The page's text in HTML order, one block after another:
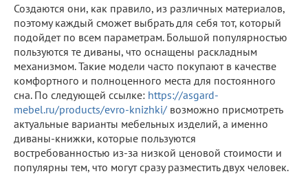
Создаются они, как правило, из различных материалов,
поэтому каждый сможет выбрать для себя тот, который
подойдет по всем параметрам. Большой популярностью
пользуются те диваны, что оснащены раскладным
механизмом. Такие модели часто покупают в качестве
комфортного и полноценного места для постоянного
сна. По следующей ссылке: https://asgard-
mebel.ru/products/evro-knizhki/ возможно присмотреть
актуальные варианты мебельных изделий, а именно
диваны-книжки, которые пользуются
востребованностью из-за низкой ценовой стоимости и
популярны тем, что могут сразу разместить двух человек.